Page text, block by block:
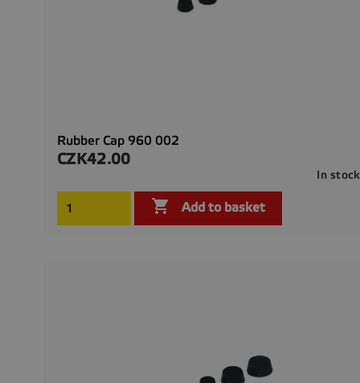
Rubber Cap 960 002
Price
CZK42.00
In stock
 Add to basket